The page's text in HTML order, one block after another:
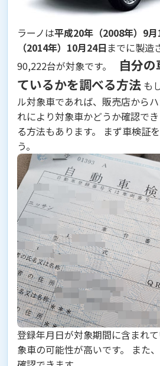
ラーノは平成20年（2008年）9
（2014年）10月24日 までに製造
90,222台が対象です。
自分
ているかを調べる方法 も
ル対象車であれば、 販売店から
れにより対象車かどうか確認で
る方法もあります。 まず車検証
う。
登録年月日が対象期間に含まれ
象車の可能性が高いです。 また